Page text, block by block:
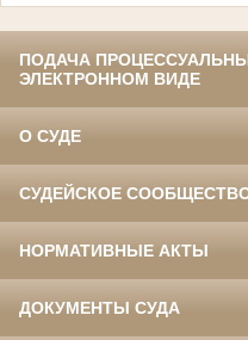
ПОДАЧА
ЭЛЕКТРОННОМ ВИДЕ
О СУДЕ
СУДЕЙСКОЕ
НОРМАТИВНЫЕ АКТЫ
ДОКУМЕНТЫ СУДА